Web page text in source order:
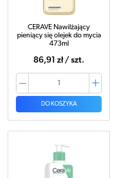
CERAVE Nawilżający
pieniący się olejek do mycia
473ml
86,91 zł / szt.
DO KOSZYKA